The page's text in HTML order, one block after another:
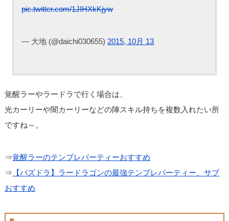
pic.twitter.com/1JIHXkKjyw
— 大地 (@daichi030655) 2015, 10月 13
覚醒ラーやラードラで行く場合は、
光カーリーや闇カーリーなどの陣スキル持ちを複数入れたい所
ですね～。
⇒覚醒ラーのテンプレパーティーおすすめ
⇒ 【パズドラ】ラードラゴンの最強テンプレパーティー、サブ
おすすめ